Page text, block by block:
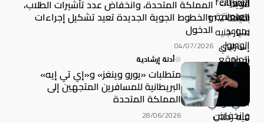
المملكة المتحدة، وانخفاض عدد تأشيرات الطلاب،
والخطوط الجوية الجديدة تعيد تشكيل إجراءات
الدخول
04/07/2026
أدلة إرشادية
متطلبات «يورو وينغز» و«إي تي إيه»
البريطانية للمسافرين المتجهين إلى
المملكة المتحدة
28/06/2026